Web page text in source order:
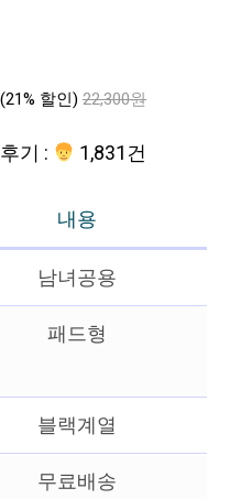
(21% 할인) 22,300원
기 : 1,831건
내용
남녀공용
패드형
블랙계열
무료배송